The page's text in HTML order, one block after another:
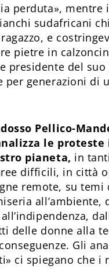
perduta», mentre
sudafricani
e
pietre in
presidente del suo
per generazioni di
Pellico-
le proteste
pianeta, in
difficili, in città
remote, su temi
all’ambiente,
delle donne alla
Gli
ci spiegano che i